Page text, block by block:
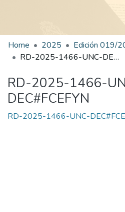
Home 2025
RD-2025-1466-UNC-DEC#FCEFYN
RD-2025-1466-
DEC#FCEFYN
RD-2025-1466-UNC-